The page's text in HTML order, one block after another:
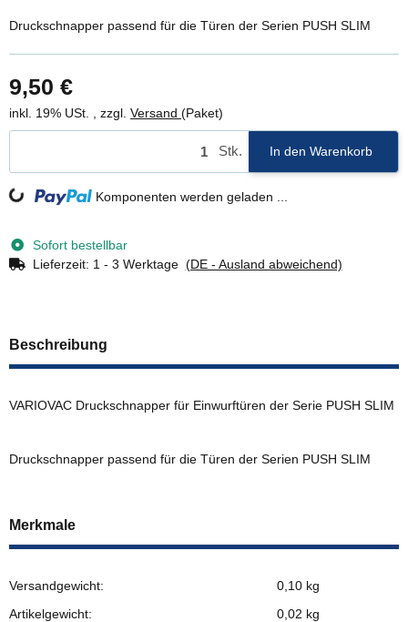
Druckschnapper passend für die Türen der Serien PUSH SLIM
9,50 €
inkl. 19% USt. , zzgl. Versand (Paket)
Stk. In den Warenkorb
Loading... Komponenten werden geladen ...
Sofort bestellbar
Lieferzeit: 1 - 3 Werktage (DE - Ausland abweichend)
Beschreibung
VARIOVAC Druckschnapper für Einwurftüren der Serie PUSH SLIM
Druckschnapper passend für die Türen der Serien PUSH SLIM
Merkmale
Versandgewicht:
0,10 kg
Artikelgewicht:
0,02 kg